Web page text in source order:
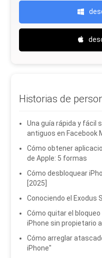
Historias de
Una guía rápida y fácil
antiguos en Facebook
Cómo obtener
de Apple: 5 formas
Cómo desbloquear
[2025]
Conociendo el Exodus
Cómo quitar el
iPhone sin propietario
Cómo arreglar
iPhone"